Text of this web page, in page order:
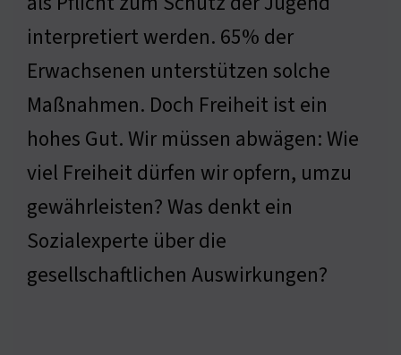
interpretiert werden. 65% der
Erwachsenen unterstützen solche
Maßnahmen. Doch Freiheit ist ein
hohes Gut. Wir müssen abwägen: Wie
viel Freiheit dürfen wir opfern, umzu
gewährleisten? Was denkt ein
Sozialexperte über die
gesellschaftlichen Auswirkungen?